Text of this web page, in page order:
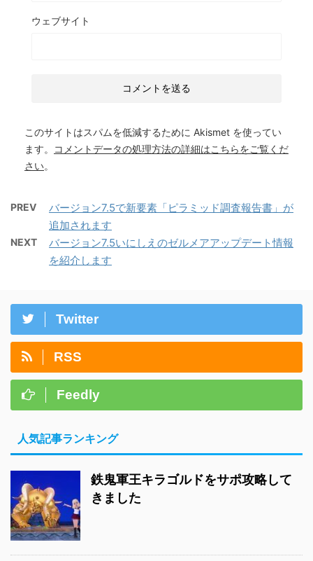
ウェブサイト
このサイトはスパムを低減するために Akismet を使ってい
ます。
コメントデータの処理方法の詳細はこちらをご覧くだ
さい。
PREV
バージョン7.5で新要素「ピラミッド調査報告書」が
追加されます
NEXT
バージョン7.5いにしえのゼルメアアップデート情報
を紹介します
Twitter
RSS
Feedly
人気記事ランキング
鉄鬼軍王キラゴルドをサポ攻略して
きました